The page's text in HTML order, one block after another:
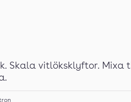
Skala vitlöksklyftor. Mixa